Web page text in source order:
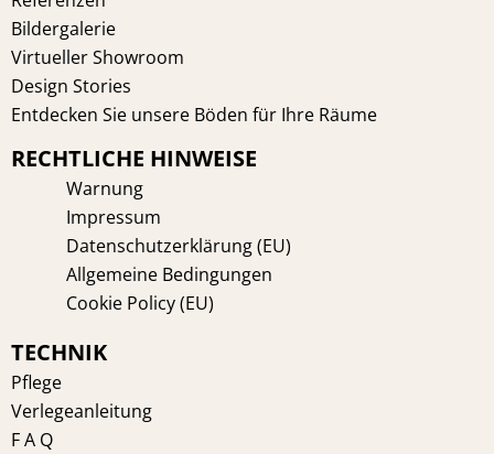
Bildergalerie
Virtueller Showroom
Design Stories
Entdecken Sie unsere Böden für Ihre Räume
RECHTLICHE HINWEISE
Warnung
Impressum
Datenschutzerklärung (EU)
Allgemeine Bedingungen
Cookie Policy (EU)
TECHNIK
Pflege
Verlegeanleitung
F A Q